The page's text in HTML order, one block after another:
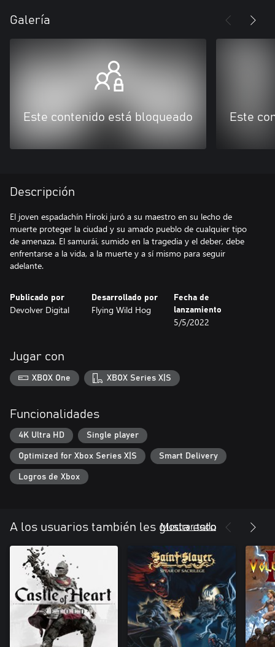
Galería
Este contenido está bloqueado Este
Descripción
El joven espadachín Hiroki juró a su maestro en su lecho de
muerte proteger la ciudad y su amado pueblo de cualquier tipo
de amenaza. El samurái, sumido en la tragedia y el deber, debe
enfrentarse a la vida, a la muerte y a sí mismo para seguir
adelante.
Publicado por
Devolver Digital
Desarrollado por
Flying Wild Hog
Fecha de
lanzamiento
5/5/2022
Jugar con
XBOX One XBOX Series X|S
Funcionalidades
4K Ultra HD Single player
Optimized for Xbox Series X|S Smart Delivery
Logros de Xbox
A los usuarios también les gusta esto
Mostrar todo